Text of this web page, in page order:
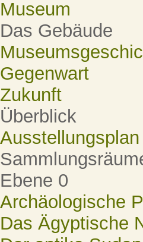
Museum
Das Gebäude
Gegenwart
Zukunft
Überblick
Ausstellungsplan
Ebene 0
Archäologische
Das Ägyptische